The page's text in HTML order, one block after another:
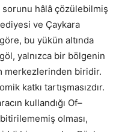
hâlâ çözülebilmiş
ve Çaykara
bu yükün altında
yalnızca bir bölgenin
merkezlerinden biridir.
katkı tartışmasızdır.
kullandığı Of–
olması,